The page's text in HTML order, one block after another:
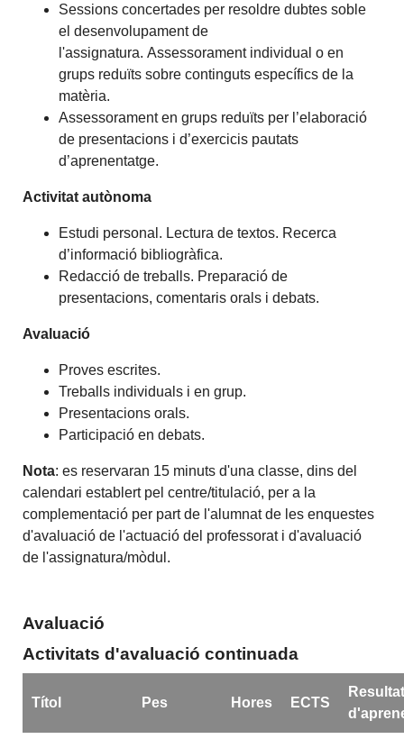
Sessions concertades per resoldre dubtes soble
el desenvolupament de
l'assignatura. Assessorament individual o en
grups reduïts sobre continguts específics de la
matèria.
Assessorament en grups reduïts per l’elaboració
de presentacions i d’exercicis pautats
d’aprenentatge.
Activitat autònoma
Estudi personal. Lectura de textos. Recerca
d’informació bibliogràfica.
Redacció de treballs. Preparació de
presentacions, comentaris orals i debats.
Avaluació
Proves escrites.
Treballs individuals i en grup.
Presentacions orals.
Participació en debats.
Nota: es reservaran 15 minuts d'una classe, dins del
calendari establert pel centre/titulació, per a la
complementació per part de l'alumnat de les enquestes
d'avaluació de l'actuació del professorat i d'avaluació
de l'assignatura/mòdul.
Avaluació
Activitats d'avaluació continuada
Títol Pes Hores ECTS